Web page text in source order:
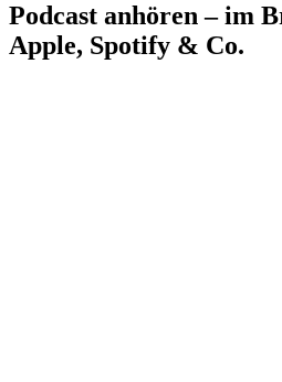
Podcast anhören – im
Apple, Spotify & Co.